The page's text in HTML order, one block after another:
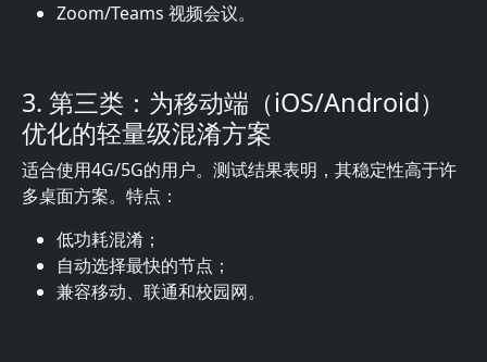
Zoom/Teams 视频会议。
3. 第三类：为移动端（iOS/Android）
优化的轻量级混淆方案
适合使用4G/5G的用户。测试结果表明，其稳定性高于许
多桌面方案。特点：
低功耗混淆；
自动选择最快的节点；
兼容移动、联通和校园网。